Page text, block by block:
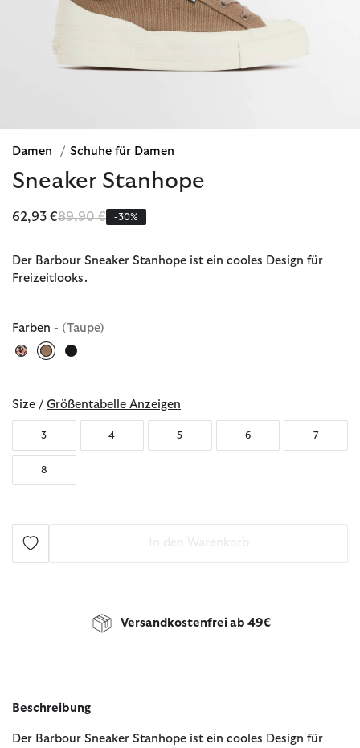
Damen / Schuhe für Damen
Sneaker Stanhope
62,93 €Reduziert von
89,90 €bis-30%
Der Barbour Sneaker Stanhope ist ein cooles Design für
Freizeitlooks.
Farben - (Taupe)
Size / Größentabelle Anzeigen
3 4 5 6 7
8
Versandkostenfrei ab 49€
Beschreibung
Der Barbour Sneaker Stanhope ist ein cooles Design für